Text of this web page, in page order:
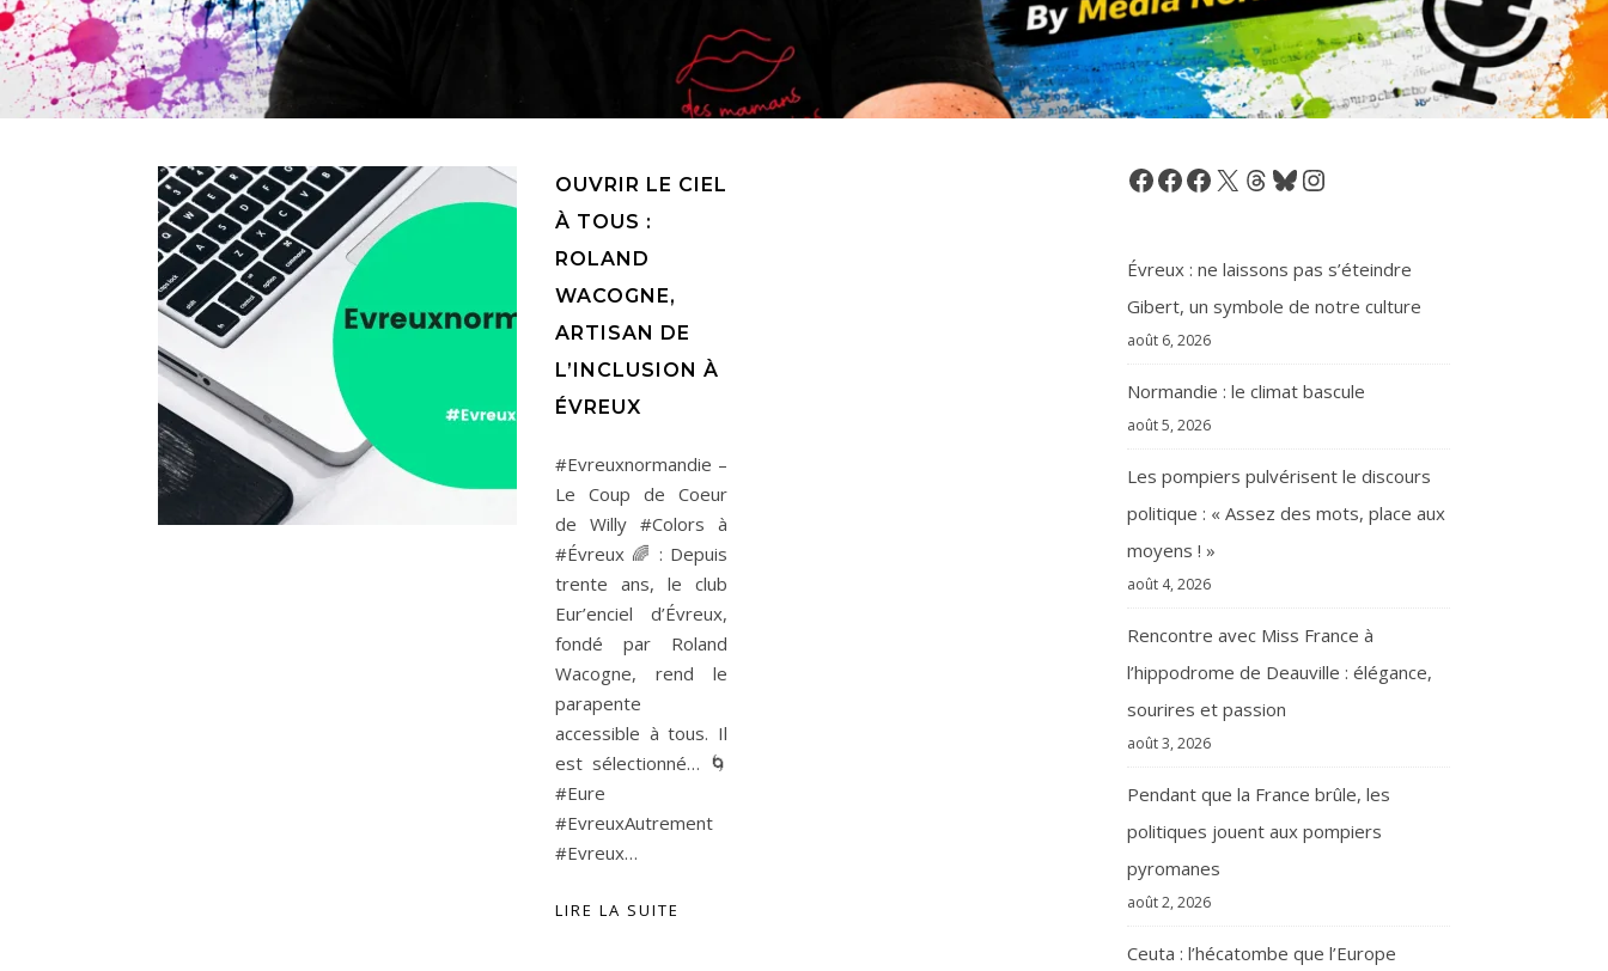
OUVRIR LE CIEL
À TOUS :
ROLAND
WACOGNE,
ARTISAN DE
L’INCLUSION À
ÉVREUX
#Evreuxnormandie –
Le Coup de Coeur
de Willy #Colors à
#Évreux 🌈 : Depuis
trente ans, le club
Eur’enciel d’Évreux,
fondé par Roland
Wacogne, rend le
parapente
accessible à tous. Il
est sélectionné… 🌀
#Eure
#EvreuxAutrement
#Evreux…
LIRE LA SUITE
Facebook
Facebook
Facebook
X Threads
BlueskyInstagram
Évreux : ne laissons pas s’éteindre
Gibert, un symbole de notre culture
août 6, 2026
Normandie : le climat bascule
août 5, 2026
Les pompiers pulvérisent le discours
politique : « Assez des mots, place aux
moyens ! »
août 4, 2026
Rencontre avec Miss France à
l’hippodrome de Deauville : élégance,
sourires et passion
août 3, 2026
Pendant que la France brûle, les
politiques jouent aux pompiers
pyromanes
août 2, 2026
Ceuta : l’hécatombe que l’Europe